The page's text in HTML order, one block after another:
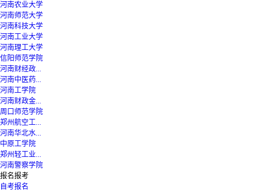
河南农业大学
河南师范大学
河南科技大学
河南工业大学
河南理工大学
信阳师范学院
河南财经政...
河南中医药...
河南工学院
河南财政金...
周口师范学院
郑州航空工...
河南华北水...
中原工学院
郑州轻工业...
河南警察学院
报名报考
自考报名